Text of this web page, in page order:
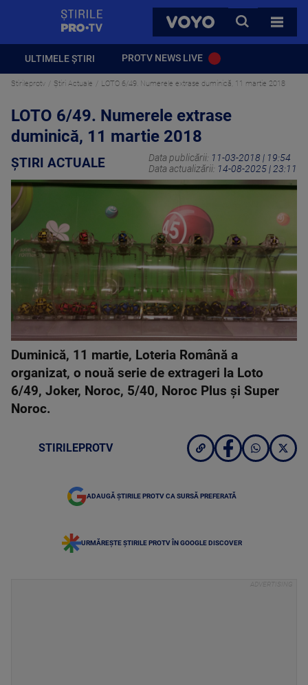
VOYO
CAUTA
TOATE
ULTIMELE ȘTIRI PROTV NEWS LIVE
Stirileprotv Știri Actuale LOTO 6/49. Numerele extrase duminică, 11 martie 2018
LOTO 6/49. Numerele extrase
duminică, 11 martie 2018
ȘTIRI ACTUALE Data publicării: 11-03-2018 | 19:54
Data actualizării: 14-08-2025 | 23:11
Duminică, 11 martie, Loteria Română a
organizat, o nouă serie de extrageri la Loto
6/49, Joker, Noroc, 5/40, Noroc Plus şi Super
Noroc.
STIRILEPROTV
ADAUGĂ ȘTIRILE PROTV CA SURSĂ PREFERATĂ
URMĂREȘTE ȘTIRILE PROTV ÎN GOOGLE DISCOVER